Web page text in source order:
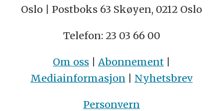
Oslo | Postboks 63 Skøyen, 0212 Oslo
Telefon: 23 03 66 00
Om oss | Abonnement |
Mediainformasjon | Nyhetsbrev
Personvern